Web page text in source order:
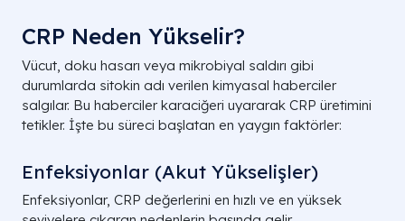
CRP Neden Yükselir?
Vücut, doku hasarı veya mikrobiyal saldırı gibi
durumlarda sitokin adı verilen kimyasal haberciler
salgılar. Bu haberciler karaciğeri uyararak CRP üretimini
tetikler. İşte bu süreci başlatan en yaygın faktörler:
Enfeksiyonlar (Akut Yükselişler)
Enfeksiyonlar, CRP değerlerini en hızlı ve en yüksek